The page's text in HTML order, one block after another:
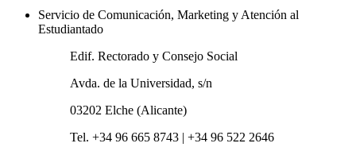
Servicio de Comunicación, Marketing y Atención al
Estudiantado
Edif. Rectorado y Consejo Social
Avda. de la Universidad, s/n
03202 Elche (Alicante)
Tel. +34 96 665 8743 | +34 96 522 2646